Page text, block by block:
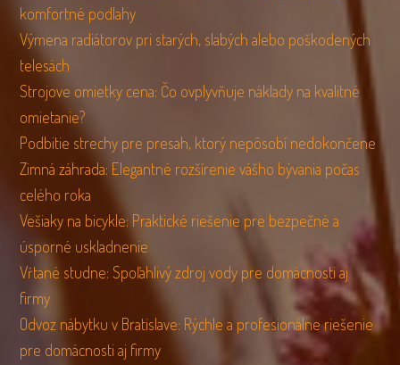
komfortné podlahy
Výmena radiátorov pri starých, slabých alebo poškodených
telesách
Strojove omietky cena: Čo ovplyvňuje náklady na kvalitné
omietanie?
Podbitie strechy pre presah, ktorý nepôsobí nedokončene
Zimná záhrada: Elegantné rozšírenie vášho bývania počas
celého roka
Vešiaky na bicykle: Praktické riešenie pre bezpečné a
úsporné uskladnenie
Vŕtané studne: Spoľahlivý zdroj vody pre domácnosti aj
firmy
Odvoz nábytku v Bratislave: Rýchle a profesionálne riešenie
pre domácnosti aj firmy